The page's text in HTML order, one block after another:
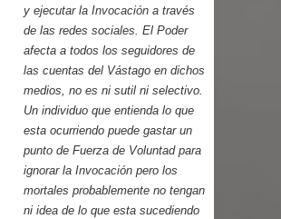
y ejecutar la Invocación a través
de las redes sociales. El Poder
afecta a todos los seguidores de
las cuentas del Vástago en dichos
medios, no es ni sutil ni selectivo.
Un individuo que entienda lo que
esta ocurriendo puede gastar un
punto de Fuerza de Voluntad para
ignorar la Invocación pero los
mortales probablemente no tengan
ni idea de lo que esta sucediendo